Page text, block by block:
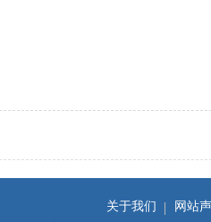
关于我们 网站